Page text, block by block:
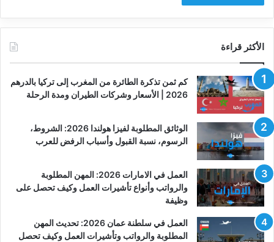
الأكثر قراءة
كم ثمن تذكرة الطائرة من المغرب إلى تركيا بالدرهم
2026 | الأسعار وشركات الطيران ومدة الرحلة
الوثائق المطلوبة لفيزا هولندا 2026: الشروط،
الرسوم، نسبة القبول وأسباب الرفض للعرب
العمل في الامارات 2026: المهن المطلوبة
والرواتب وأنواع تأشيرات العمل وكيف تحصل على
وظيفة
العمل في سلطنة عمان 2026: تحديث المهن
المطلوبة والرواتب وتأشيرات العمل وكيف تحصل